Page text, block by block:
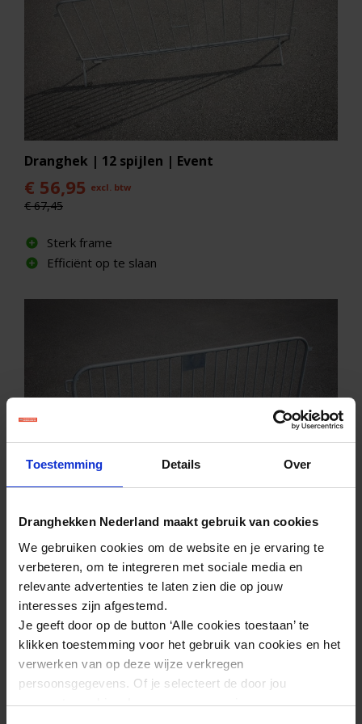
Toestemming Details Over
Dranghekken Nederland maakt gebruik van cookies
We gebruiken cookies om de website en je ervaring te
verbeteren, om te integreren met sociale media en
relevante advertenties te laten zien die op jouw
interesses zijn afgestemd.
Je geeft door op de button ‘Alle cookies toestaan’ te
klikken toestemming voor het gebruik van cookies en het
verwerken van op deze wijze verkregen
persoonsgegevens. Of je selecteert de door jou
gewenste cookies. Lees er meer over in onze
Dranghek | 12 spijlen | Event
€ 56,95 excl. btw
€ 67,45
Sterk frame
Efficiënt op te slaan
€ 57,95 excl. btw
€ 68,45
Kindvriendelijk hek
Sterke half ronde poten